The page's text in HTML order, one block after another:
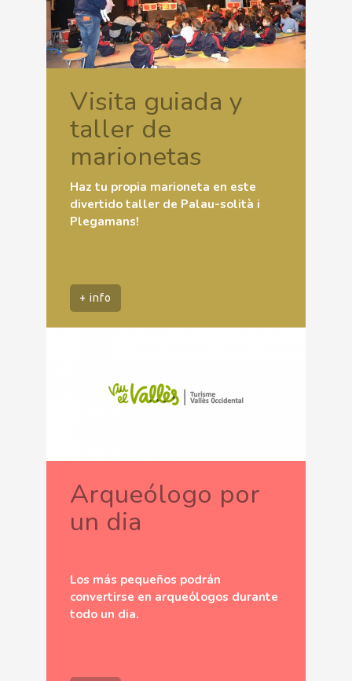
Visita guiada y
taller de
marionetas
Haz tu propia marioneta en este
divertido taller de Palau-solità i
Plegamans!
+ info
Arqueólogo por
un dia
Los más pequeños podrán
convertirse en arqueólogos durante
todo un dia.